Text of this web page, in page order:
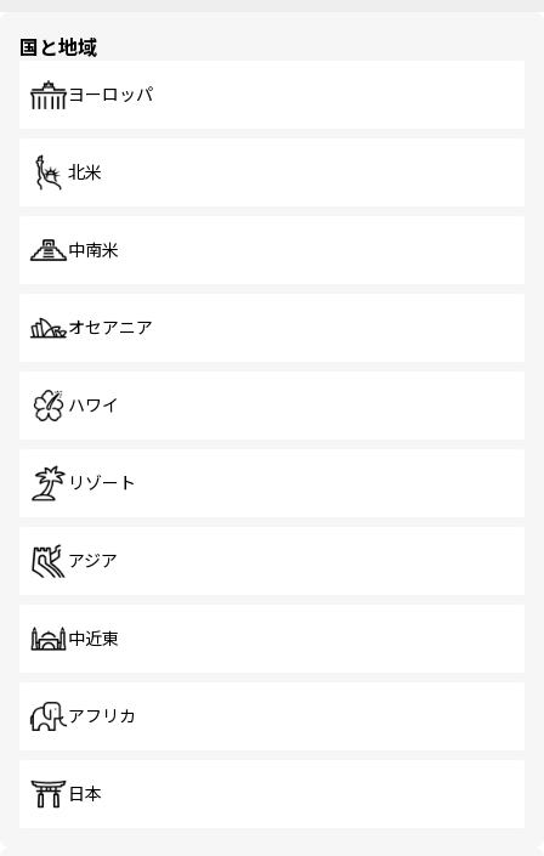
国と地域
ヨーロッパ
北米
中南米
オセアニア
ハワイ
リゾート
アジア
中近東
アフリカ
日本